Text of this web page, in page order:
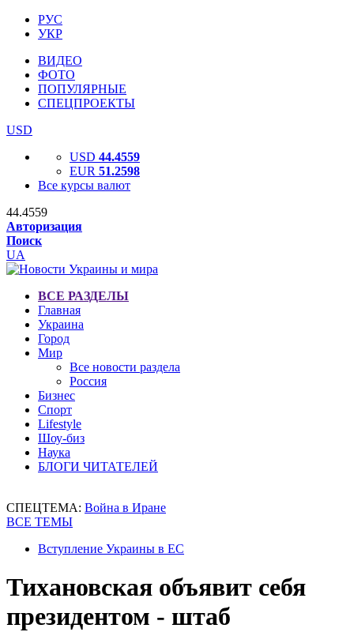
РУС
УКР
ВИДЕО
ФОТО
ПОПУЛЯРНЫЕ
СПЕЦПРОЕКТЫ
USD
USD 44.4559
EUR 51.2598
Все курсы валют
44.4559
Авторизация
Поиск
UA
ВСЕ РАЗДЕЛЫ
Главная
Украина
Город
Мир
Все новости раздела
Россия
Бизнес
Спорт
Lifestyle
Шоу-биз
Наука
БЛОГИ ЧИТАТЕЛЕЙ
СПЕЦТЕМА: Война в Иране
ВСЕ ТЕМЫ
Вступление Украины в ЕС
Тихановская объявит себя
президентом - штаб